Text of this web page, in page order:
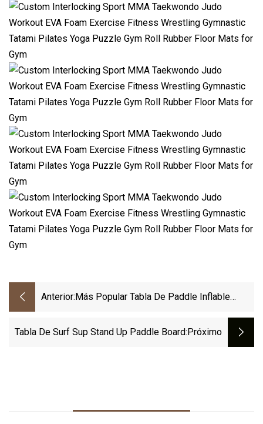
Anterior: Más Popular Tabla De Paddle Inflable
BSCI, Tabla
Tabla De Surf Sup Stand Up Paddle Board:próximo